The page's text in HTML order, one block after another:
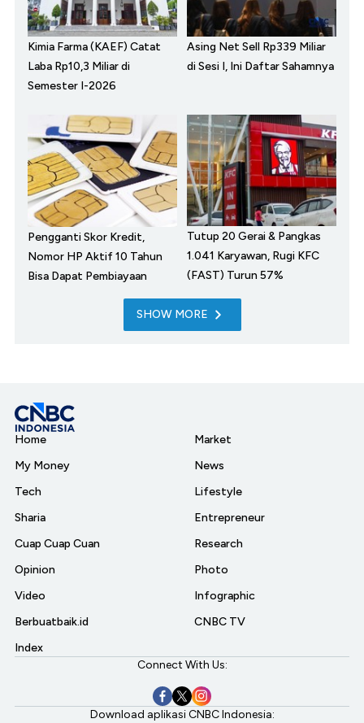
Kimia Farma (KAEF) Catat
Laba Rp10,3 Miliar di
Semester I-2026
Asing Net Sell Rp339 Miliar
di Sesi I, Ini Daftar Sahamnya
Pengganti Skor Kredit,
Nomor HP Aktif 10 Tahun
Bisa Dapat Pembiayaan
Tutup 20 Gerai & Pangkas
1.041 Karyawan, Rugi KFC
(FAST) Turun 57%
SHOW MORE
Home
My Money
Tech
Sharia
Cuap Cuap Cuan
Opinion
Video
Berbuatbaik.id
Index
Market
News
Lifestyle
Entrepreneur
Research
Photo
Infographic
CNBC TV
Connect With Us:
Download aplikasi CNBC Indonesia: